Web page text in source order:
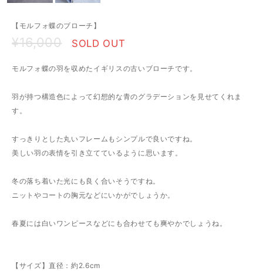
【モルフォ蝶のブローチ】
¥16,000 SOLD OUT
モルフォ蝶の羽を収めたイギリスの古いブローチです。
羽が持つ構造色によって幻想的な青のグラデーションを見せてくれま
す。
すっきりとした丸いフレームもシンプルで良いですね。
美しい羽の表情を引き立てているように思います。
冬の落ち着いた光にも良く合いそうですね。
ニットやコートの胸元などにいかがでしょうか。
春夏には白いワンピースなどにも合わせても爽やかでしょうね。
【サイズ】直径：約2.6cm